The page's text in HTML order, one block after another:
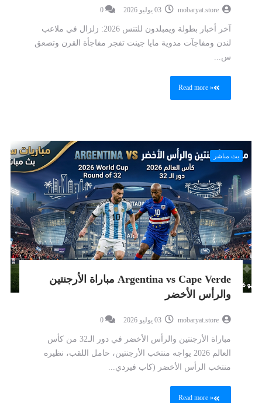
mobaryat.store
0
آخر أخبار بطولة ويمبلدون للتنس 2026: زلزال في ملاعب
لندن ومفاجآت مدوية مايا جينت تفجر مفاجأة القرن وتصعق
س...
Read more »
بث مباشر
Argentina vs Cape Verde مباراة الأرجنتين
والرأس الأخضر
mobaryat.store
0
مباراة الأرجنتين والرأس الأخضر في دور الـ32 من كأس
العالم 2026 يواجه منتخب الأرجنتين، حامل اللقب، نظيره
منتخب الرأس الأخضر (كاب فيردي...
Read more »